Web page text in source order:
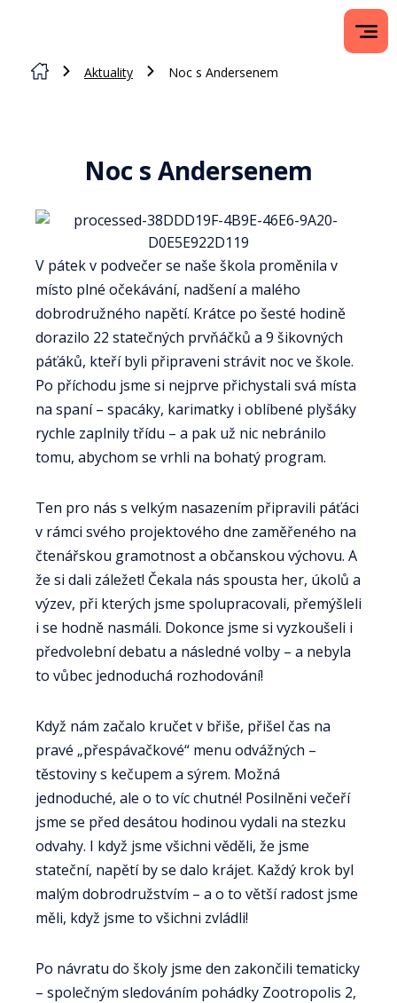
Aktuality Noc s Andersenem
Noc s Andersenem
V pátek v podvečer se naše škola proměnila v
místo plné očekávání, nadšení a malého
dobrodružného napětí. Krátce po šesté hodině
dorazilo 22 statečných prvňáčků a 9 šikovných
páťáků, kteří byli připraveni strávit noc ve škole.
Po příchodu jsme si nejprve přichystali svá místa
na spaní – spacáky, karimatky i oblíbené plyšáky
rychle zaplnily třídu – a pak už nic nebránilo
tomu, abychom se vrhli na bohatý program.
Ten pro nás s velkým nasazením připravili páťáci
v rámci svého projektového dne zaměřeného na
čtenářskou gramotnost a občanskou výchovu. A
že si dali záležet! Čekala nás spousta her, úkolů a
výzev, při kterých jsme spolupracovali, přemýšleli
i se hodně nasmáli. Dokonce jsme si vyzkoušeli i
předvolební debatu a následné volby – a nebyla
to vůbec jednoduchá rozhodování!
Když nám začalo kručet v břiše, přišel čas na
pravé „přespávačkové“ menu odvážných –
těstoviny s kečupem a sýrem. Možná
jednoduché, ale o to víc chutné! Posilněni večeří
jsme se před desátou hodinou vydali na stezku
odvahy. I když jsme všichni věděli, že jsme
stateční, napětí by se dalo krájet. Každý krok byl
malým dobrodružstvím – a o to větší radost jsme
měli, když jsme to všichni zvládli!
Po návratu do školy jsme den zakončili tematicky
– společným sledováním pohádky Zootropolis 2,